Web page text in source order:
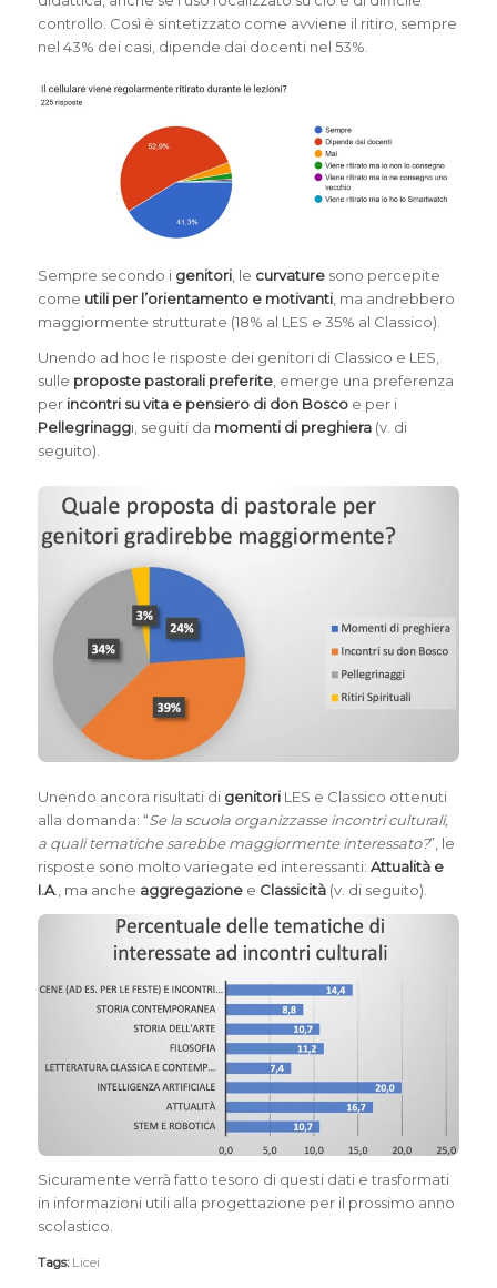
controllo. Così è sintetizzato come avviene il ritiro, sempre
nel 43% dei casi, dipende dai docenti nel 53%.
Sempre secondo i genitori, le curvaturesono percepite
come utili per l’orientamento e motivanti, ma andrebbero
maggiormente strutturate (18% al LES e 35% al Classico).
Unendo ad hoc le risposte dei genitori di Classico e LES,
sulle proposte pastorali preferite, emerge una preferenza
per incontri su vita e pensiero di don Boscoe per i
Pellegrinaggi, seguiti da momenti di preghiera (v. di
seguito).
Unendo ancora risultati di genitoriLES e Classico ottenuti
alla domanda: “Se la scuola organizzasse incontri culturali,
a quali tematiche sarebbe maggiormente interessato?”, le
risposte sono molto variegate ed interessanti: Attualità e
I.A., ma anche aggregazionee Classicità(v. di seguito).
Sicuramente verrà fatto tesoro di questi dati e trasformati
in informazioni utili alla progettazione per il prossimo anno
scolastico.
Tags: Licei